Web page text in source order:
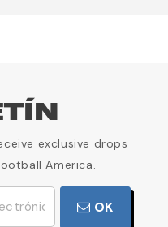
exclusive drops
OK